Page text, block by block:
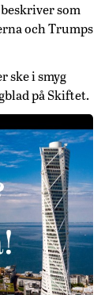
som
och Trumps
ske i smyg
på Skiftet.